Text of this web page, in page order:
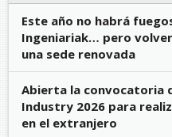
Este año no habrá
Ingeniariak… pero
una sede renovada
Abierta la convocatoria
Industry 2026 para
en el extranjero